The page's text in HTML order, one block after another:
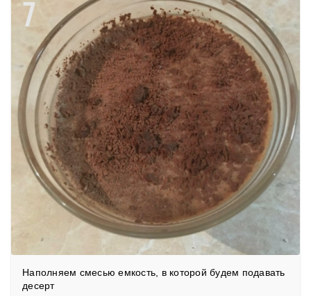
7
Наполняем смесью емкость, в которой будем подавать
десерт